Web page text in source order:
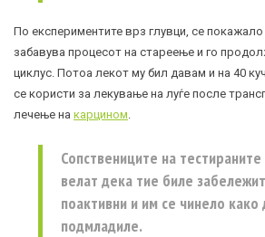
По експериментите врз глувци, се покажало
забавува процесот на стареење и го
циклус. Потоа лекот му бил давам и на 40
се користи за лекување на луѓе после
лечење на карцином
Сопствениците на
велат дека тие биле
поактивни и им се чинело како
подмладиле.